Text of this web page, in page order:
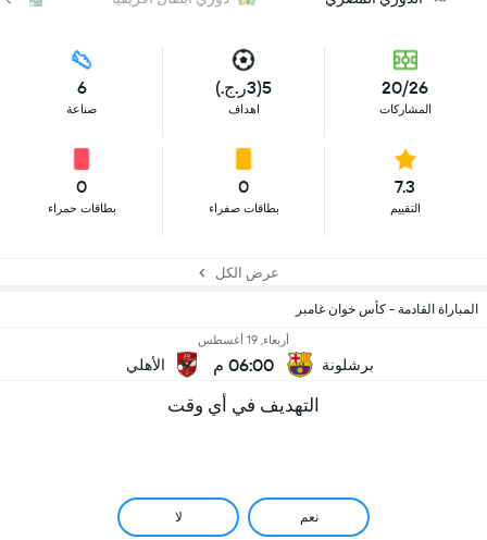
20/26
المشاركات
5(3ر.ج.)
اهداف
6
صناعة
7.3
التقييم
0
بطاقات صفراء
0
بطاقات حمراء
عرض الكل
المباراة القادمة - كأس خوان غامبر
برشلونة
أربعاء, 19 أغسطس
06:00 م الأهلي
التهديف في أي وقت
نعم لا